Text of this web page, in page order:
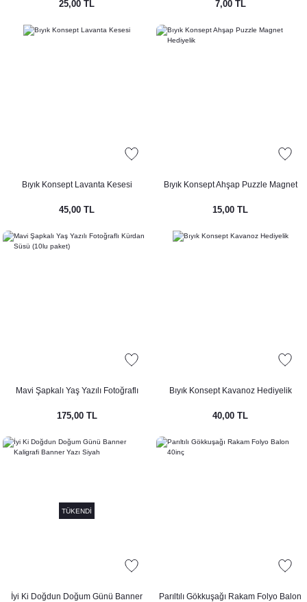
25,00 TL 7,00 TL
Bıyık Konsept Lavanta Kesesi
45,00 TL
Bıyık Konsept Ahşap Puzzle Magnet
15,00 TL
Mavi Şapkalı Yaş Yazılı Fotoğraflı
175,00 TL
Bıyık Konsept Kavanoz Hediyelik
40,00 TL
TÜKENDİ
İyi Ki Doğdun Doğum Günü Banner
Parıltılı Gökkuşağı Rakam Folyo Balon